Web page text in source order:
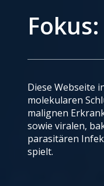
Diese Webseite
molekularen
malignen
sowie viralen,
parasitären
spielt.